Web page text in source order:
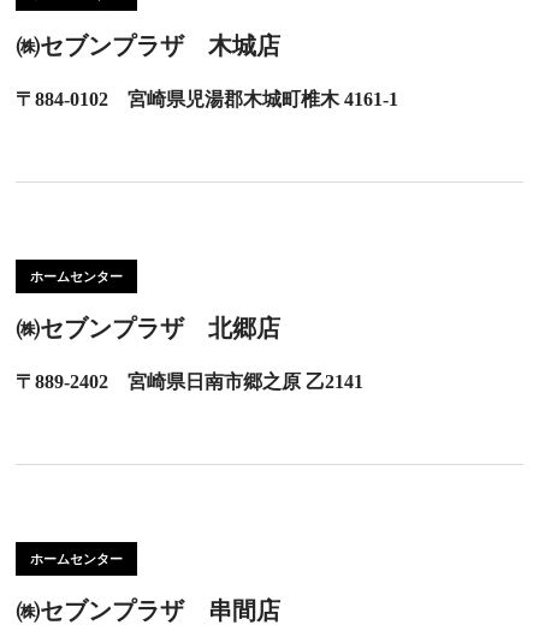
㈱セブンプラザ 木城店
〒884-0102 宮崎県児湯郡木城町椎木 4161-1
ホームセンター
㈱セブンプラザ 北郷店
〒889-2402 宮崎県日南市郷之原 乙2141
ホームセンター
㈱セブンプラザ 串間店